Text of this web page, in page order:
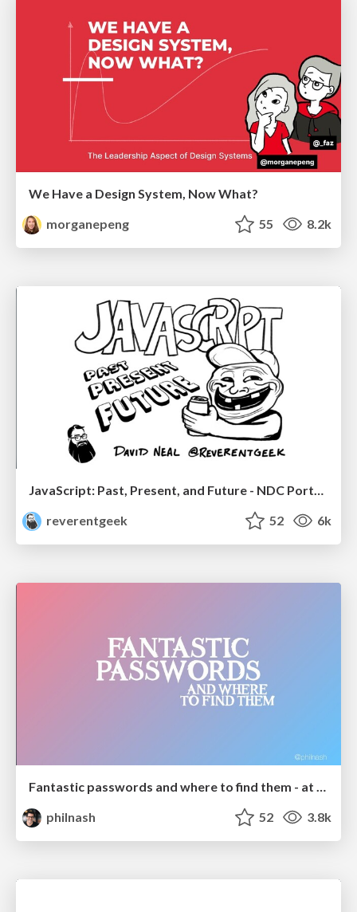
We Have a Design System, Now What?
morganepeng
55 8.2k
JavaScript: Past, Present, and Future - NDC Porto 2020
reverentgeek
52 6k
Fantastic passwords and where to find them - at NoRuKo
philnash
52 3.8k